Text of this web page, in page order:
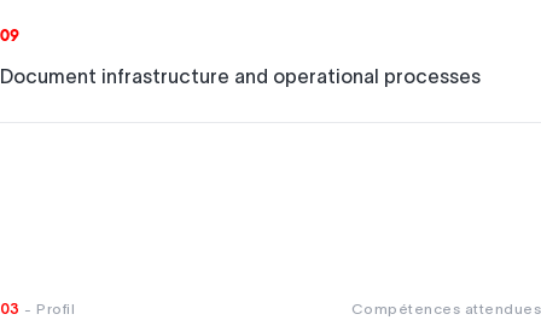
09
Document infrastructure and operational processes
03 - Profil Compétences attendues